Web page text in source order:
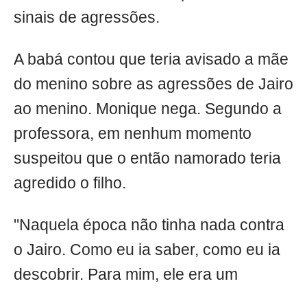
sinais de agressões.
A babá contou que teria avisado a mãe
do menino sobre as agressões de Jairo
ao menino. Monique nega. Segundo a
professora, em nenhum momento
suspeitou que o então namorado teria
agredido o filho.
"Naquela época não tinha nada contra
o Jairo. Como eu ia saber, como eu ia
descobrir. Para mim, ele era um